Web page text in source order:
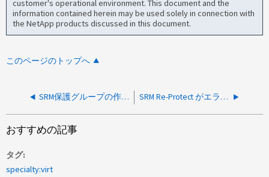
customer's operational environment. This document and the
information contained herein may be used solely in connection with
the NetApp products discussed in this document.
このページのトップへ
SRM保護グループの作成に失敗しました：2つの整合グループにまたがるデータストアを保護できません SRM Re-Protect がエラーで失敗する：仮想マシンの構成ファイルが非レプリケートまたは非保護のデータストアにあるため、仮想マシンを保護できません
おすすめの記事
タグ
specialty:virt